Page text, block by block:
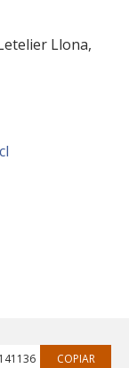
Llona,
COPIAR